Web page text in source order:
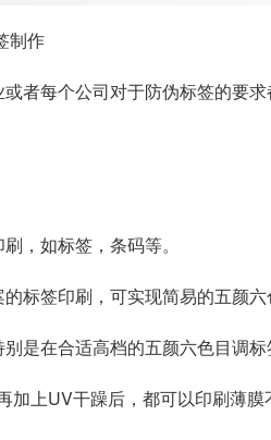
制作
者每个公司对于防伪标签的要
，如标签，条码等。
标签印刷，可实现简易的五颜六
是在合适高档的五颜六色目调标
上UV干躁后，都可以印刷薄膜